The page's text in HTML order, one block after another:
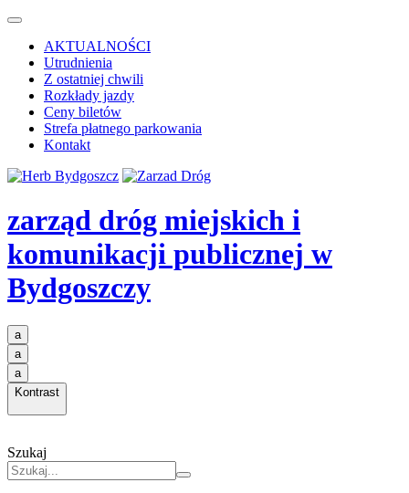
AKTUALNOŚCI
Utrudnienia
Z ostatniej chwili
Rozkłady jazdy
Ceny biletów
Strefa płatnego parkowania
Kontakt
zarząd dróg miejskich i
komunikacji publicznej w
Bydgoszczy
a
a
a
Kontrast
Szukaj